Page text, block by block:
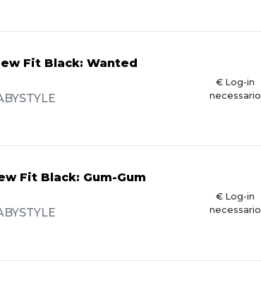
Fit Black: Wanted
€ Log-in
necessario
Fit Black: Gum-Gum
€ Log-in
necessario